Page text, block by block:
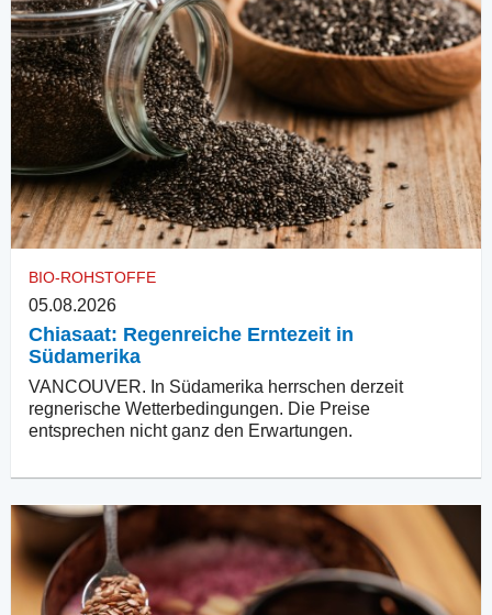
BIO-ROHSTOFFE
05.08.2026
Chiasaat: Regenreiche Erntezeit in
Südamerika
VANCOUVER. In Südamerika herrschen derzeit
regnerische Wetterbedingungen. Die Preise
entsprechen nicht ganz den Erwartungen.